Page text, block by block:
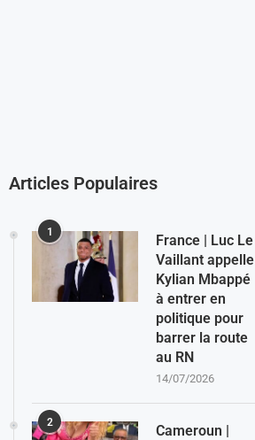
Articles Populaires
1
France | Luc Le
Vaillant appelle
Kylian Mbappé
à entrer en
politique pour
barrer la route
au RN
14/07/2026
2
Cameroun |